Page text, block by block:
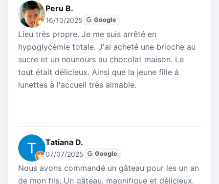
Peru B.
16/10/2025 Google
Lieu très propre. Je me suis arrêté en
hypoglycémie totale. J'ai acheté une brioche au
sucre et un nounours au chocolat maison. Le
tout était délicieux. Ainsi que la jeune fille à
lunettes à l'accueil très aimable.
Tatiana D.
07/07/2025 Google
Nous avons commandé un gâteau pour les un an
de mon fils, Un gâteau, magnifique et délicieux.